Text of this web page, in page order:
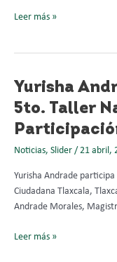
mujeres.
Leer más »
Yurisha
5to. Taller
Noticias, Slider / 21 abril,
Yurisha Andrade
Ciudadana Tlaxcala,
Andrade Morales,
Yurisha
Andrade
participa
en
el
Taller
Nacional
de
Ciudadana
Leer más »